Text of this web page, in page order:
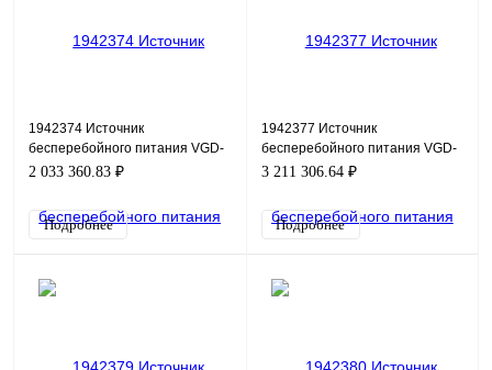
1942374 Источник
бесперебойного питания VGD-
II-200M33HP
2 033 360.83 ₽
Подробнее
1942377 Источник
бесперебойного питания VGD-
II-300M33HP
3 211 306.64 ₽
Подробнее